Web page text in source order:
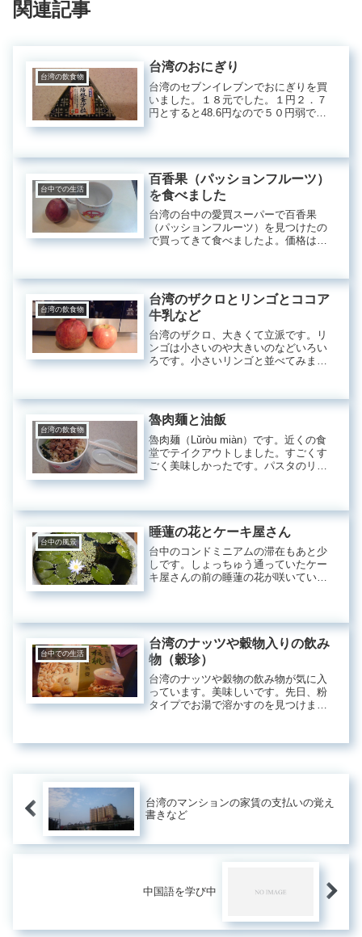
関連記事
台湾の飲食物
台湾のおにぎり
台湾のセブンイレブンでおにぎりを買
いました。１８元でした。１円２．７
円とすると48.6円なので５０円弱で
茶と太陽餅とケーキです。どれも美
味...
台中での生活
百香果（パッションフルーツ）
を食べました
台湾の台中の愛買スーパーで百香果
（パッションフルーツ）を見つけたの
で買ってきて食べましたよ。価格は１
ダで育てていたので懐かしかったです
＾＾半分に割るとこんなです。種ご
と...
台湾の飲食物
台湾のザクロとリンゴとココア
牛乳など
台湾のザクロ、大きくて立派です。リ
ンゴは小さいのや大きいのなどいろい
ろです。小さいリンゴと並べてみまし
美味しかったです。こちらの茶色い卵
と不明の食べ物は今一歩の味でした。
ど...
台湾の飲食物
魯肉麺と油飯
魯肉麺（Lǔròu miàn）です。近くの食
堂でテイクアウトしました。すごくす
ごく美味しかったです。パスタのリン
なかったです。中華風のそぼ...
台中の風景
睡蓮の花とケーキ屋さん
台中のコンドミニアムの滞在もあと少
しです。しょっちゅう通っていたケー
キ屋さんの前の睡蓮の花が咲いていま
す。このケーキ（５０元）は日本のケ
ーキ...
台中での生活
台湾のナッツや穀物入りの飲み
物（穀珍）
台湾のナッツや穀物の飲み物が気に入
っています。美味しいです。先日、粉
タイプでお湯で溶かすのを見つけまし
かったです。これは桂格の穀珍の核桃
台湾のマンションの家賃の支払いの覚え
書きなど
中国語を学び中